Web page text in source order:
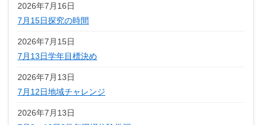
2026年7月16日
7月15日探究の時間
2026年7月15日
7月13日学年目標決め
2026年7月13日
7月12日地域チャレンジ
2026年7月13日